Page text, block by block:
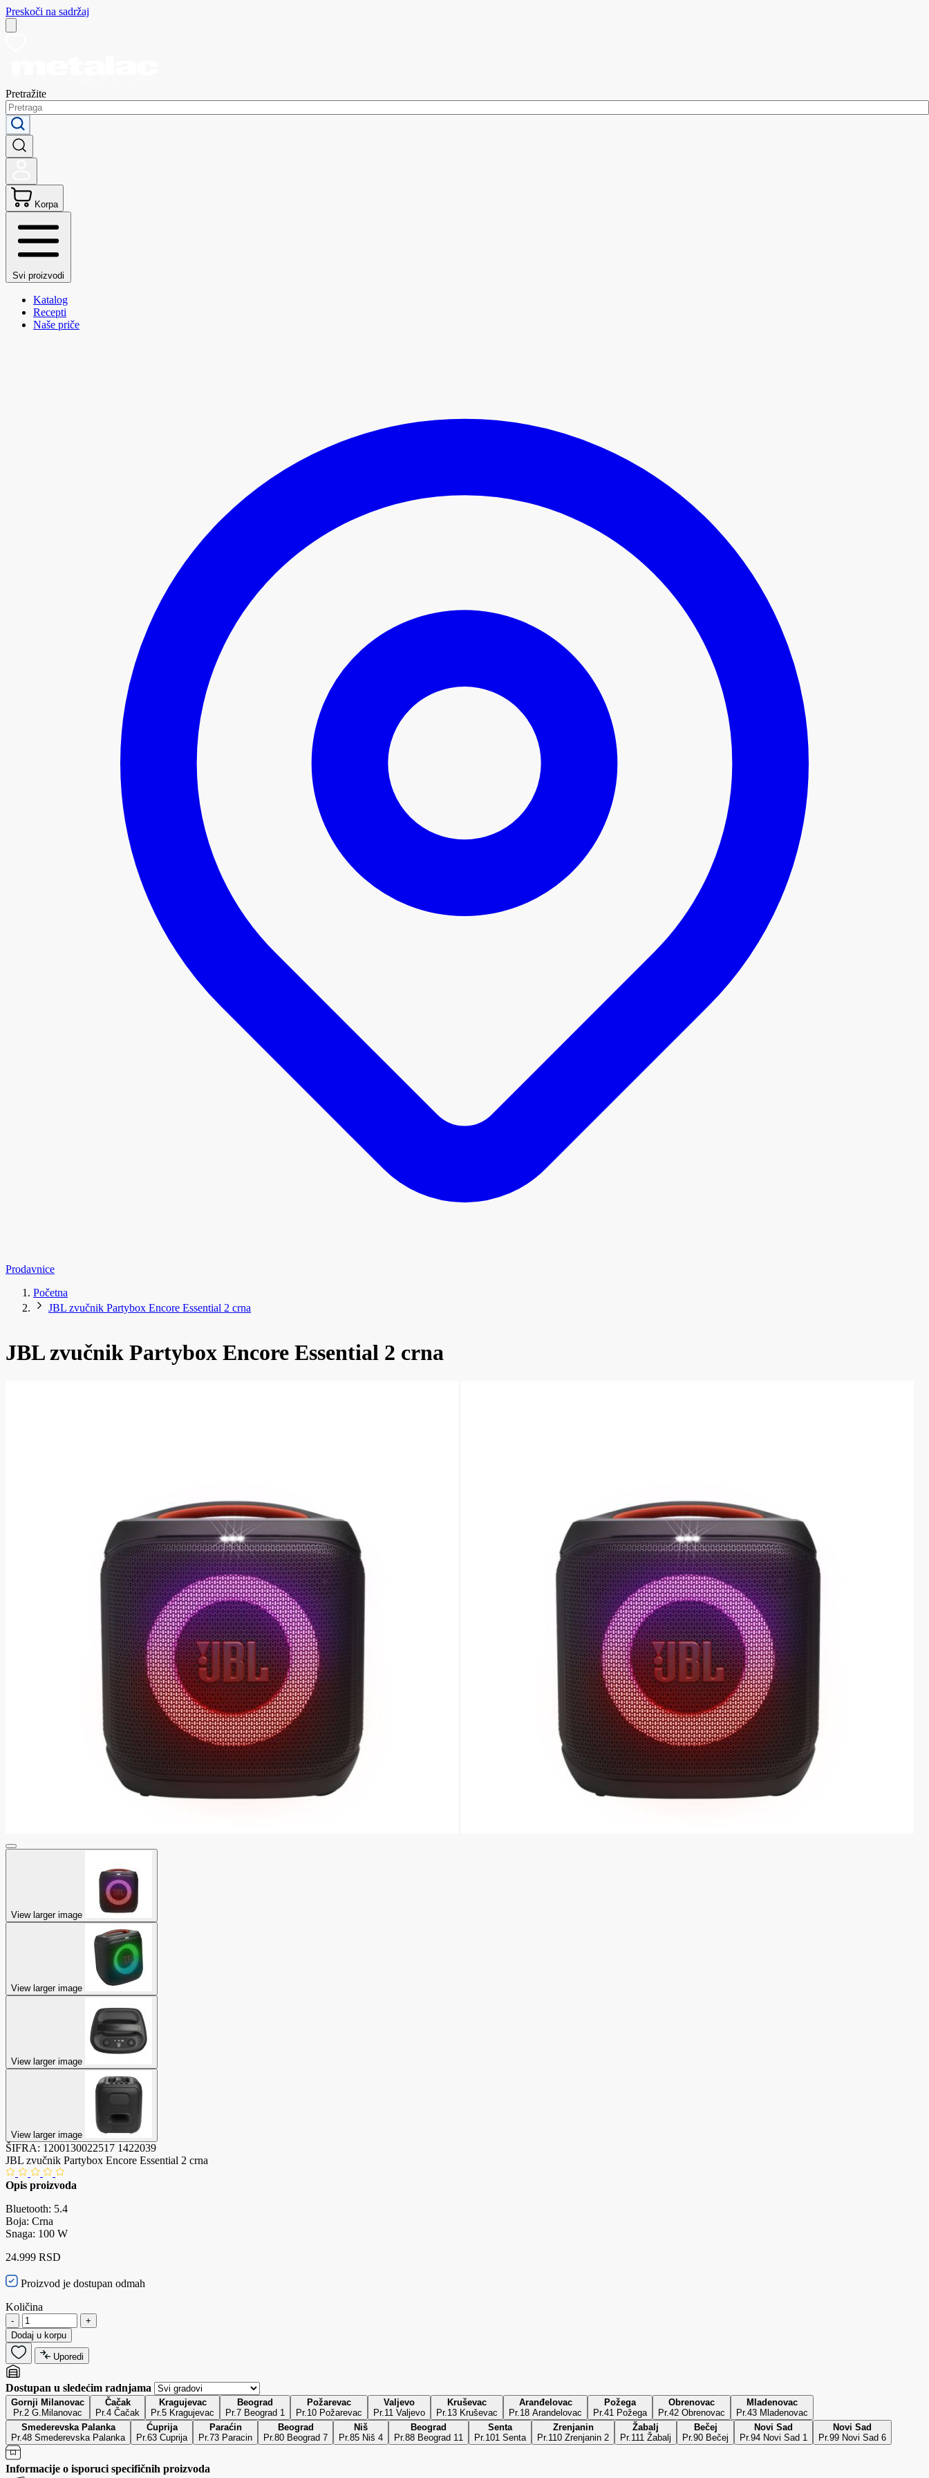
Preskoči na sadržaj
Pretražite
Korpa
Svi proizvodi
Katalog
Recepti
Naše priče
Prodavnice
Početna
JBL zvučnik Partybox Encore Essential 2 crna
JBL zvučnik Partybox Encore Essential 2 crna
View larger image
View larger image
View larger image
View larger image
ŠIFRA: 1200130022517 1422039
JBL zvučnik Partybox Encore Essential 2 crna
Opis proizvoda
Bluetooth: 5.4
Boja: Crna
Snaga: 100 W
24.999 RSD
Proizvod je dostupan odmah
Količina
-
+
Dodaj u korpu
Uporedi
Dostupan u sledećim radnjama
Gornji Milanovac
Pr.2 G.Milanovac
Čačak
Pr.4 Čačak
Kragujevac
Pr.5 Kragujevac
Beograd
Pr.7 Beograd 1
Požarevac
Pr.10 Požarevac
Valjevo
Pr.11 Valjevo
Kruševac
Pr.13 Kruševac
Aranđelovac
Pr.18 Arandelovac
Požega
Pr.41 Požega
Obrenovac
Pr.42 Obrenovac
Mladenovac
Pr.43 Mladenovac
Smederevska Palanka
Pr.48 Smederevska Palanka
Ćuprija
Pr.63 Cuprija
Paraćin
Pr.73 Paracin
Beograd
Pr.80 Beograd 7
Niš
Pr.85 Niš 4
Beograd
Pr.88 Beograd 11
Senta
Pr.101 Senta
Zrenjanin
Pr.110 Zrenjanin 2
Žabalj
Pr.111 Žabalj
Bečej
Pr.90 Bečej
Novi Sad
Pr.94 Novi Sad 1
Novi Sad
Pr.99 Novi Sad 6
Informacije o isporuci specifičnih proizvoda